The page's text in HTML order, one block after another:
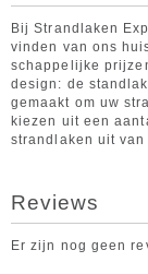
Bij Strandlaken
vinden van ons
schappelijke
design: de
gemaakt om uw
kiezen uit een
strandlaken uit
Reviews
Er zijn nog geen